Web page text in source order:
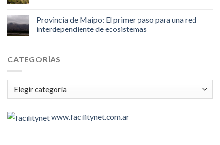
Provincia de Maipo: El primer paso para una red
interdependiente de ecosistemas
CATEGORÍAS
www.facilitynet.com.ar